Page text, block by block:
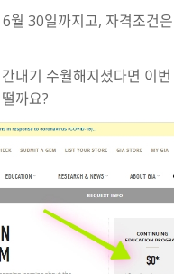
월 30일까지고, 자격조건
내기 수월해지셨다면 이
까요?